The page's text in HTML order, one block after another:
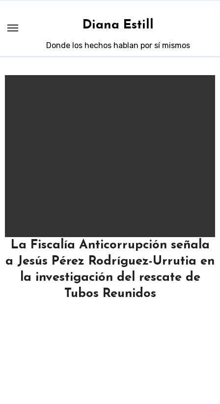
contenido
Diana Estill
Donde los hechos hablan por sí mismos
La Fiscalía Anticorrupción señala
a Jesús Pérez Rodríguez-Urrutia en
la investigación del rescate de
Tubos Reunidos